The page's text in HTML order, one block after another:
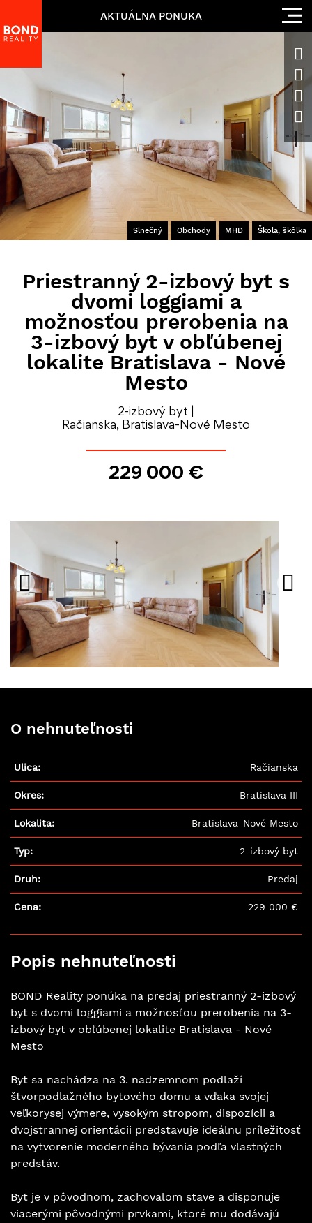
AKTUÁLNA PONUKA
Priestranný 2-izbový byt s
dvomi loggiami a
možnosťou prerobenia na
3-izbový byt v obľúbenej
lokalite Bratislava - Nové
Mesto
2-izbový byt |
Račianska, Bratislava-Nové Mesto
229 000 €
Slnečný Obchody MHD Škola, škôlka
O nehnuteľnosti
Ulica: Račianska
Okres: Bratislava III
Lokalita: Bratislava-Nové Mesto
Typ: 2-izbový byt
Druh: Predaj
Cena:
229 000 €
Popis nehnuteľnosti
BOND Reality ponúka na predaj priestranný 2-izbový
byt s dvomi loggiami a možnosťou prerobenia na 3-
izbový byt v obľúbenej lokalite Bratislava - Nové
Mesto
Byt sa nachádza na 3. nadzemnom podlaží
štvorpodlažného bytového domu a vďaka svojej
veľkorysej výmere, vysokým stropom, dispozícii a
dvojstrannej orientácii predstavuje ideálnu príležitosť
na vytvorenie moderného bývania podľa vlastných
predstáv.
Byt je v pôvodnom, zachovalom stave a disponuje
viacerými pôvodnými prvkami, ktoré mu dodávajú